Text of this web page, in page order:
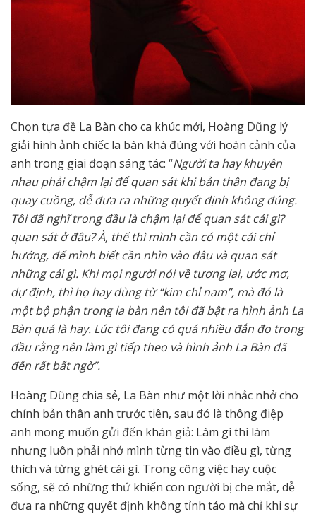
Chọn tựa đề La Bàn cho ca khúc mới, Hoàng Dũng lý
giải hình ảnh chiếc la bàn khá đúng với hoàn cảnh của
anh trong giai đoạn sáng tác: “Người ta hay khuyên
nhau phải chậm lại để quan sát khi bản thân đang bị
quay cuồng, dễ đưa ra những quyết định không đúng.
Tôi đã nghĩ trong đầu là chậm lại để quan sát cái gì?
quan sát ở đâu? À, thế thì mình cần có một cái chỉ
hướng, để mình biết cần nhìn vào đâu và quan sát
những cái gì. Khi mọi người nói về tương lai, ước mơ,
dự định, thì họ hay dùng từ “kim chỉ nam”, mà đó là
một bộ phận trong la bàn nên tôi đã bật ra hình ảnh La
Bàn quá là hay. Lúc tôi đang có quá nhiều đắn đo trong
đầu rằng nên làm gì tiếp theo và hình ảnh La Bàn đã
đến rất bất ngờ”.
Hoàng Dũng chia sẻ, La Bàn như một lời nhắc nhở cho
chính bản thân anh trước tiên, sau đó là thông điệp
anh mong muốn gửi đến khán giả: Làm gì thì làm
nhưng luôn phải nhớ mình từng tin vào điều gì, từng
thích và từng ghét cái gì. Trong công việc hay cuộc
sống, sẽ có những thứ khiến con người bị che mắt, dễ
đưa ra những quyết định không tỉnh táo mà chỉ khi sự